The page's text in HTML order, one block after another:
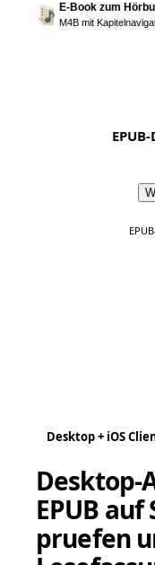
E-Book zum
M4B mit
Desktop + iOS
Desktop-
EPUB
pruefen